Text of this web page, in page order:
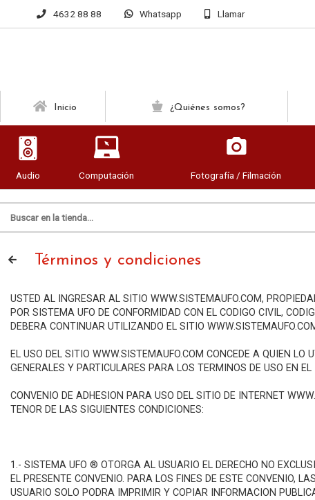
4632 88 88 Whatsapp Llamar
Inicio ¿Quiénes somos?
Audio Computación Fotografía / Filmación
Términos y condiciones
USTED AL INGRESAR AL SITIO WWW.SISTEMAUFO.COM,
POR SISTEMA UFO DE CONFORMIDAD CON EL CODIGO CIVIL,
DEBERA CONTINUAR UTILIZANDO EL SITIO
EL USO DEL SITIO WWW.SISTEMAUFO.COM CONCEDE A QUIEN
GENERALES Y PARTICULARES PARA LOS TERMINOS DE USO EN
CONVENIO DE ADHESION PARA USO DEL SITIO DE INTERNET
TENOR DE LAS SIGUIENTES CONDICIONES:
1.- SISTEMA UFO ® OTORGA AL USUARIO EL DERECHO NO
EL PRESENTE CONVENIO. PARA LOS FINES DE ESTE CONVENIO,
USUARIO SOLO PODRA IMPRIMIR Y COPIAR INFORMACION